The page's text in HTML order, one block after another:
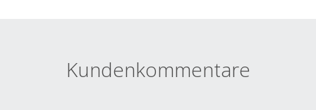
Kundenkommentare